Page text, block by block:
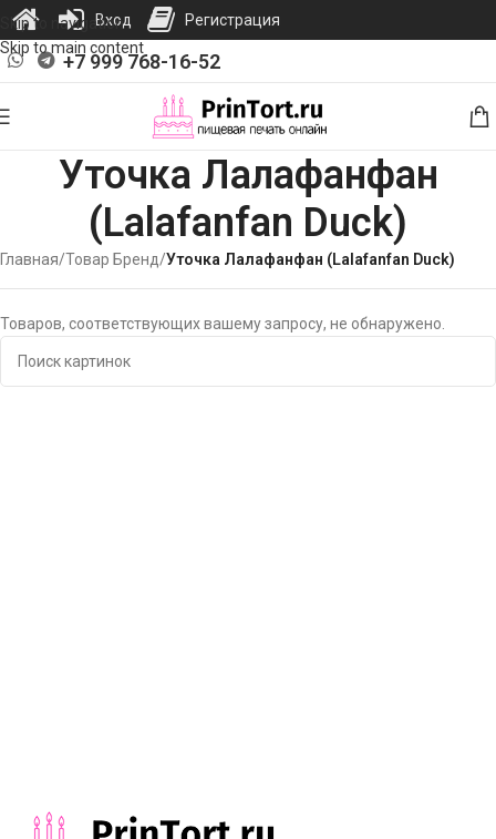
Skip to navigation
Skip to main content
+7 999 768-16-52
Уточка Лалафанфан
(Lalafanfan Duck)
Главная/Товар Бренд/Уточка Лалафанфан (Lalafanfan Duck)
Товаров, соответствующих вашему запросу, не обнаружено.
Вход Регистрация